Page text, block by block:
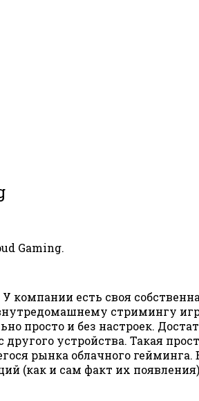
Gaming.
компании есть своя
стримингу
просто и без настроек.
устройства. Такая
рынка облачного гейминга.
(как и сам факт их